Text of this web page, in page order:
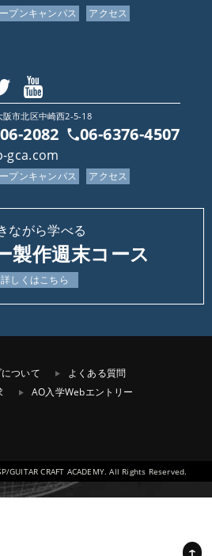
プンキャンパス アクセス
阪市北区中崎西2-5-18
2082 06-6376-4507
gca.com
プンキャンパス アクセス
ながら学べる
製作週末コース
詳しくはこちら
ついて
よくある質問
AO入学Webエントリー
GUITAR CRAFT ACADEMY. All Rights Reserved.